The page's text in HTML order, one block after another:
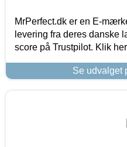
MrPerfect.dk er en E-
levering fra deres danske
score på Trustpilot. Klik
Se udvalget